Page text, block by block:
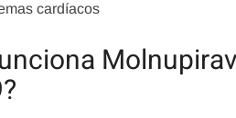
cardíacos